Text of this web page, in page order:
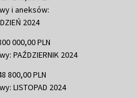
i aneksów:
2024
000,00 PLN
PAŹDZIERNIK 2024
800,00 PLN
LISTOPAD 2024